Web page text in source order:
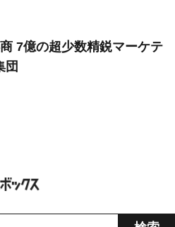
7億の超少数精鋭マーケテ
団